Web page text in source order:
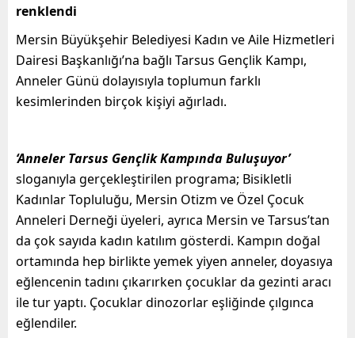
renklendi
Mersin Büyükşehir Belediyesi Kadın ve Aile Hizmetleri
Dairesi Başkanlığı’na bağlı Tarsus Gençlik Kampı,
Anneler Günü dolayısıyla toplumun farklı
kesimlerinden birçok kişiyi ağırladı.
‘Anneler Tarsus Gençlik Kampında Buluşuyor’
sloganıyla gerçekleştirilen programa; Bisikletli
Kadınlar Topluluğu, Mersin Otizm ve Özel Çocuk
Anneleri Derneği üyeleri, ayrıca Mersin ve Tarsus’tan
da çok sayıda kadın katılım gösterdi. Kampın doğal
ortamında hep birlikte yemek yiyen anneler, doyasıya
eğlencenin tadını çıkarırken çocuklar da gezinti aracı
ile tur yaptı. Çocuklar dinozorlar eşliğinde çılgınca
eğlendiler.